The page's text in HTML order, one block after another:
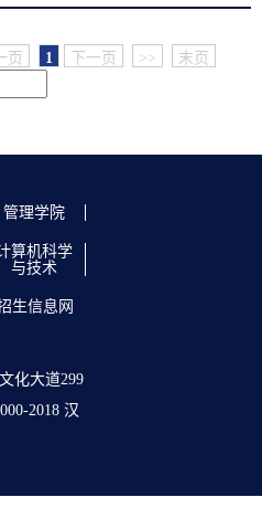
页 1 下一页 >> 末页
管理学院
算机科学
与技术
生信息网
化大道299
2018 汉